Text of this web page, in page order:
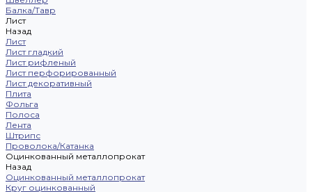
Балка/Тавр
Лист
Назад
Лист
Лист гладкий
Лист рифленый
Лист перфорированный
Лист декоративный
Плита
Фольга
Полоса
Лента
Штрипс
Проволока/Катанка
Оцинкованный металлопрокат
Назад
Оцинкованный металлопрокат
Круг оцинкованный